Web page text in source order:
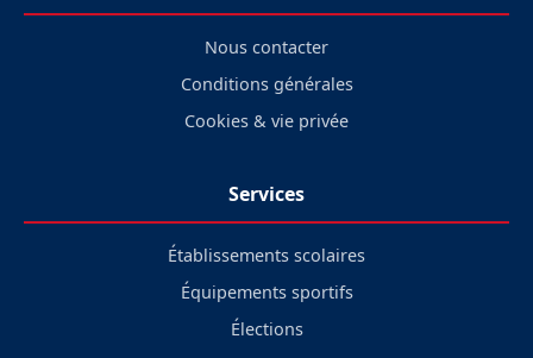
Nous contacter
Conditions générales
Cookies & vie privée
Services
Établissements scolaires
Équipements sportifs
Élections